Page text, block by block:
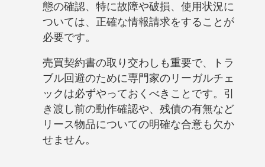
態の確認、特に故障や破損、使用状況に
ついては、正確な情報請求をすることが
必要です。
売買契約書の取り交わしも重要で、トラ
ブル回避のために専門家のリーガルチェ
ックは必ずやっておくべきことです。引
き渡し前の動作確認や、残債の有無など
リース物品についての明確な合意も欠か
せません。